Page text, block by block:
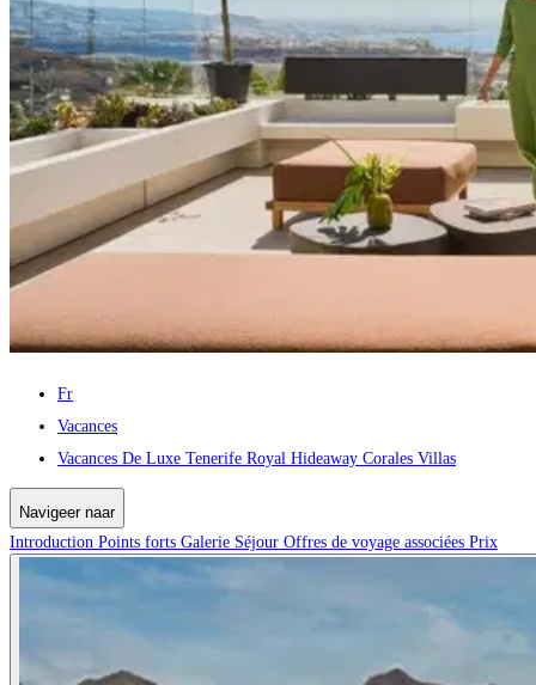
Fr
Vacances
Vacances De Luxe Tenerife Royal Hideaway Corales Villas
Navigeer naar
Introduction Points forts Galerie Séjour Offres de voyage associées Prix